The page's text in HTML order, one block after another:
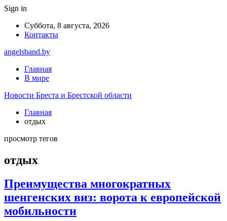
Sign in
Суббота, 8 августа, 2026
Контакты
angelsband.by
Главная
В мире
Новости Бреста и Брестской области
Главная
отдых
просмотр тегов
отдых
Преимущества многократных
шенгенских виз: ворота к европейской
мобильности